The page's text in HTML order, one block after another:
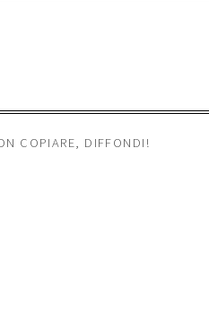
COPIARE, DIFFONDI!